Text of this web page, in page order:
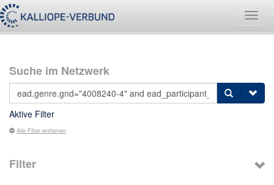
Suche im Netzwerk
Aktive Filter
Alle Filter entfernen
Filter